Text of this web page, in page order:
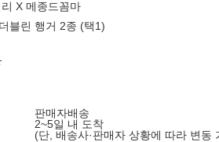
리 X 메종드꼼마
블린 행거 2종 (택1)
판매자배송
2~5일 내 도착
(단, 배송사·판매자 상황에 따라 변동